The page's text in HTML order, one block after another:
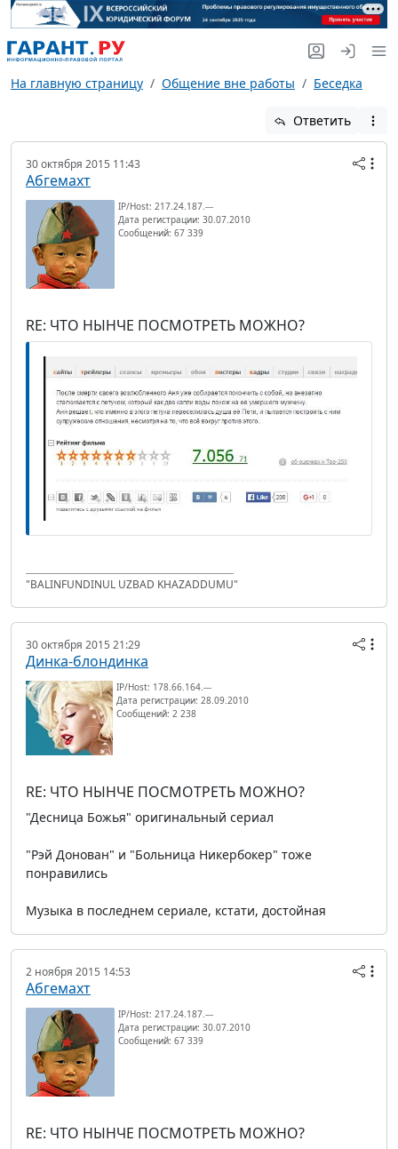
На главную страницу Общение вне работы Беседка
Ответить
30 октября 2015 11:43
Абгемахт
IP/Host: 217.24.187.---
Дата регистрации: 30.07.2010
Сообщений: 67 339
RE: ЧТО НЫНЧЕ ПОСМОТРЕТЬ МОЖНО?
"BALINFUNDINUL UZBAD KHAZADDUMU"
30 октября 2015 21:29
Динка-блондинка
IP/Host: 178.66.164.---
Дата регистрации: 28.09.2010
Сообщений: 2 238
RE: ЧТО НЫНЧЕ ПОСМОТРЕТЬ МОЖНО?
"Десница Божья" оригинальный сериал
"Рэй Донован" и "Больница Никербокер" тоже
понравились
Музыка в последнем сериале, кстати, достойная
2 ноября 2015 14:53
Абгемахт
IP/Host: 217.24.187.---
Дата регистрации: 30.07.2010
Сообщений: 67 339
RE: ЧТО НЫНЧЕ ПОСМОТРЕТЬ МОЖНО?